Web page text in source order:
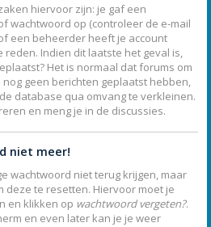
hiervoor zijn: je gaf een
wachtwoord op (controleer de e-mail
een beheerder heeft je account
Indien dit laatste het geval is,
Het is normaal dat forums om
geen berichten geplaatst hebben,
database qua omvang te verkleinen.
en meng je in de discussies.
niet meer!
wachtwoord niet terug krijgen, maar
deze te resetten. Hiervoor moet je
en klikken op wachtwoord vergeten?.
en even later kan je je weer